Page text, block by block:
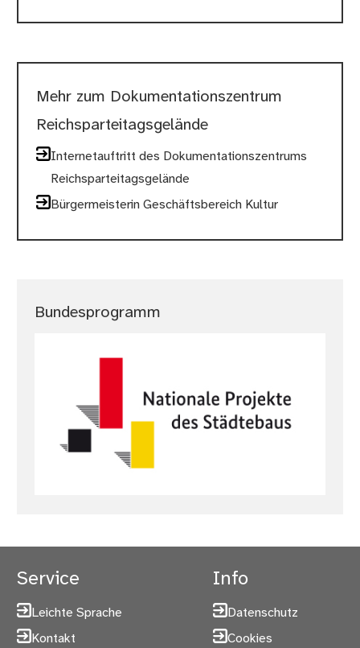
Mehr zum Dokumentationszentrum
Reichsparteitagsgelände
Internetauftritt des Dokumentationszentrums
Reichsparteitagsgelände
Bürgermeisterin Geschäftsbereich Kultur
Bundesprogramm
Service
Leichte Sprache
Kontakt
Info
Datenschutz
Cookies